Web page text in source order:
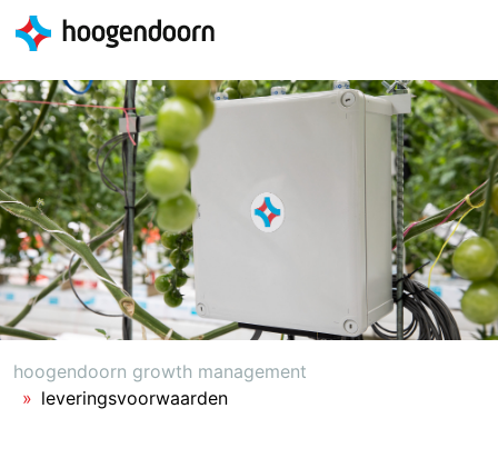
hoogendoorn growth management
leveringsvoorwaarden